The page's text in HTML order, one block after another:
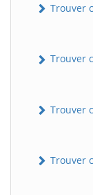
Trouver
Trouver
Trouver
Trouver